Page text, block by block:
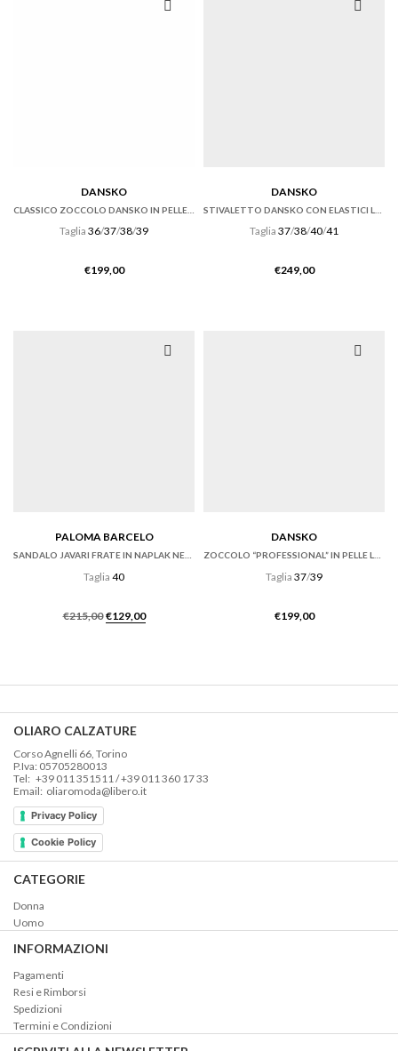
DANSKO
Taglia 36/37/38/39
€199,00
DANSKO
Taglia 37/38/40/41
€249,00
PALOMA BARCELO
SANDALO JAVARI FRATE IN NAPLAK NERO CON ZEPPA
Taglia 40
€215,00 Il
€215,00.
€129,00Il
€129,00.
DANSKO
ZOCCOLO “PROFESSIONAL” IN PELLE LUCIDA NERA
Taglia 37/39
€199,00
OLIARO CALZATURE
Corso Agnelli 66, Torino
P.Iva: 05705280013
Tel: +39 011 351511 / +39 011 360 17 33
Email: oliaromoda@libero.it
Privacy Policy
Cookie Policy
CATEGORIE
Donna
Uomo
INFORMAZIONI
Pagamenti
Resi e Rimborsi
Spedizioni
Termini e Condizioni